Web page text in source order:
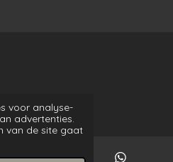
voor analyse-
advertenties.
van de site gaat